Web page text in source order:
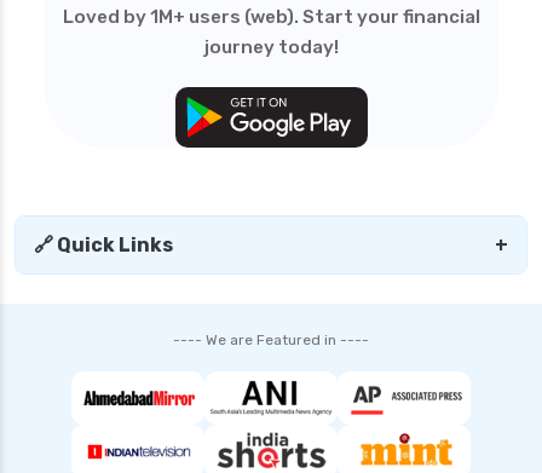
Loved by 1M+ users (web). Start your financial
journey today!
🔗 Quick Links +
---- We are Featured in ----